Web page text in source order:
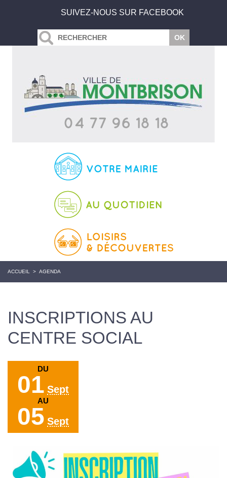
SUIVEZ-NOUS SUR FACEBOOK
ACCUEIL > AGENDA
INSCRIPTIONS AU
CENTRE SOCIAL
DU
01 Sept
AU
05 Sept